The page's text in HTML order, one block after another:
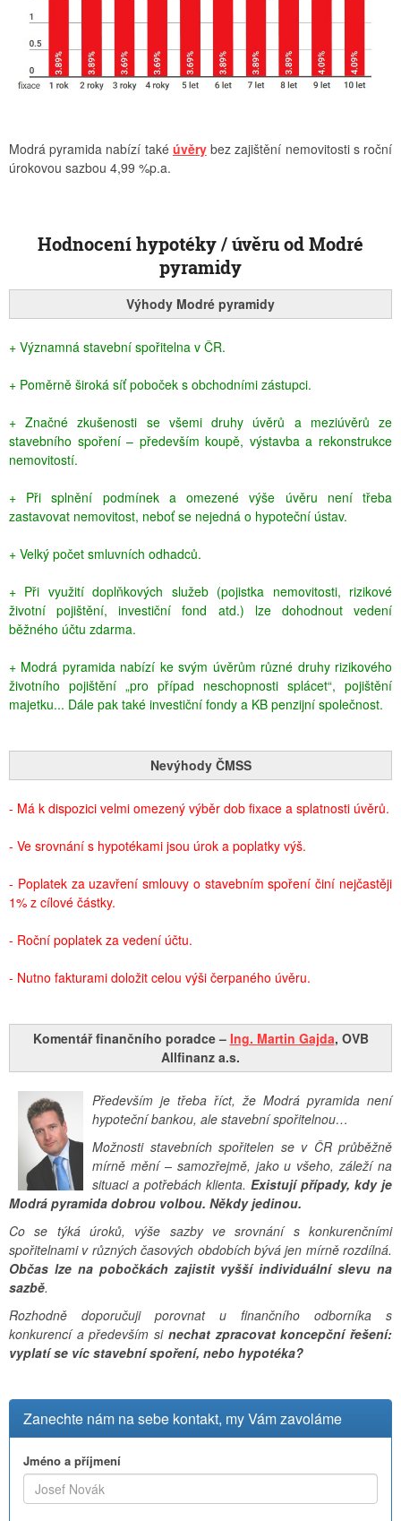
Modrá pyramida nabízí také úvěrybez zajištění nemovitosti s roční
úrokovou sazbou 4,99 %p.a.
Hodnocení hypotéky / úvěru od Modré
pyramidy
Výhody Modré pyramidy
+ Významná stavební spořitelna v ČR.
+ Poměrně široká síť poboček s obchodními zástupci.
+ Značné zkušenosti se všemi druhy úvěrů a meziúvěrů ze
stavebního spoření – především koupě, výstavba a rekonstrukce
nemovitostí.
+ Při splnění podmínek a omezené výše úvěru není třeba
zastavovat nemovitost, neboť se nejedná o hypoteční ústav.
+ Velký počet smluvních odhadců.
+ Při využití doplňkových služeb (pojistka nemovitosti, rizikové
životní pojištění, investiční fond atd.) lze dohodnout vedení
běžného účtu zdarma.
+ Modrá pyramida nabízí ke svým úvěrům různé druhy rizikového
životního pojištění „pro případ neschopnosti splácet“, pojištění
majetku... Dále pak také investiční fondy a KB penzijní společnost.
Nevýhody ČMSS
- Má k dispozici velmi omezený výběr dob fixace a splatnosti úvěrů.
- Ve srovnání s hypotékami jsou úrok a poplatky výš.
- Poplatek za uzavření smlouvy o stavebním spoření činí nejčastěji
1% z cílové částky.
- Roční poplatek za vedení účtu.
- Nutno fakturami doložit celou výši čerpaného úvěru.
Komentář finančního poradce – Ing. Martin Gajda, OVB
Allfinanz a.s.
Především je třeba říct, že Modrá pyramida není
hypoteční bankou, ale stavební spořitelnou…
Možnosti stavebních spořitelen se v ČR průběžně
mírně mění – samozřejmě, jako u všeho, záleží na
situaci a potřebách klienta. Existují případy, kdy je
Modrá pyramida dobrou volbou. Někdy jedinou.
Co se týká úroků, výše sazby ve srovnání s konkurenčními
spořitelnami v různých časových obdobích bývá jen mírně rozdílná.
Občas lze na pobočkách zajistit vyšší individuální slevu na
sazbě.
Rozhodně doporučuji porovnat u finančního odborníka s
konkurencí a především si nechat zpracovat koncepční řešení:
vyplatí se víc stavební spoření, nebo hypotéka?
Zanechte nám na sebe kontakt, my Vám zavoláme
Jméno a příjmení